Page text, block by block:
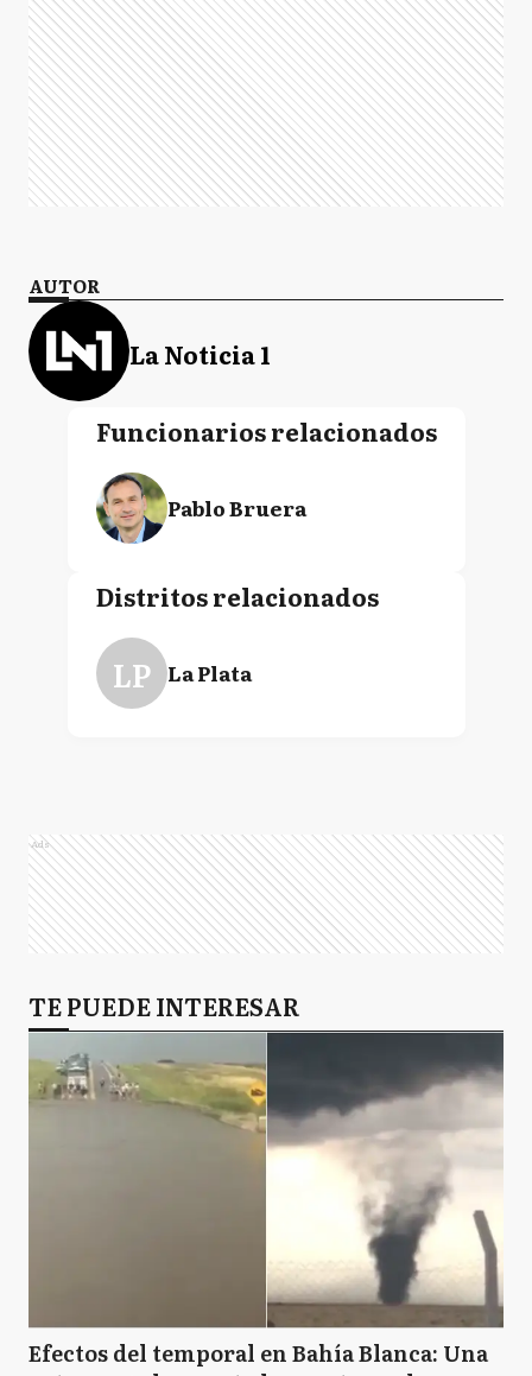
AUTOR
La Noticia 1
Funcionarios relacionados
Pablo Bruera
Distritos relacionados
LP La Plata
Ads
TE PUEDE INTERESAR
Efectos del temporal en Bahía Blanca: Una